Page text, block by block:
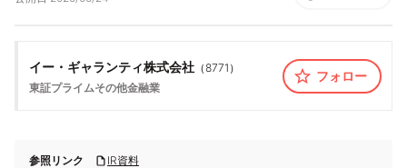
イー・ギャランティ株式会社 （8771 ）
東証プライムその他金融業
フォロー
参照リンク IR資料